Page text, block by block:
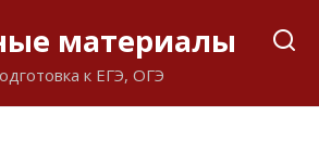
материалы
к ЕГЭ, ОГЭ